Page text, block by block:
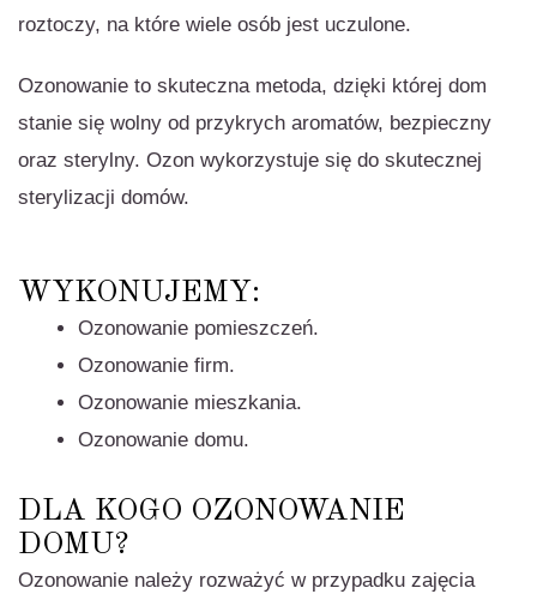
roztoczy, na które wiele osób jest uczulone.
Ozonowanie to skuteczna metoda, dzięki której dom
stanie się wolny od przykrych aromatów, bezpieczny
oraz sterylny. Ozon wykorzystuje się do skutecznej
sterylizacji domów.
WYKONUJEMY:
Ozonowanie pomieszczeń.
Ozonowanie firm.
Ozonowanie mieszkania.
Ozonowanie domu.
DLA KOGO OZONOWANIE
DOMU?
Ozonowanie należy rozważyć w przypadku zajęcia